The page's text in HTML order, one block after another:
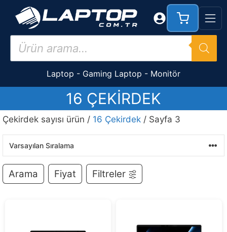
İçeriğe
Products
search
Laptop - Gaming Laptop - Monitör
16 ÇEKIRDEK
Çekirdek sayısı ürün / 16 Çekirdek / Sayfa 3
Arama Fiyat Filtreler